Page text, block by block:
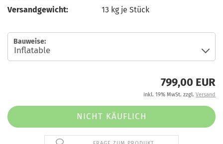
Versandgewicht:
13 kg je Stück
Bauweise:
799,00 EUR
inkl. 19% MwSt. zzgl. Versand